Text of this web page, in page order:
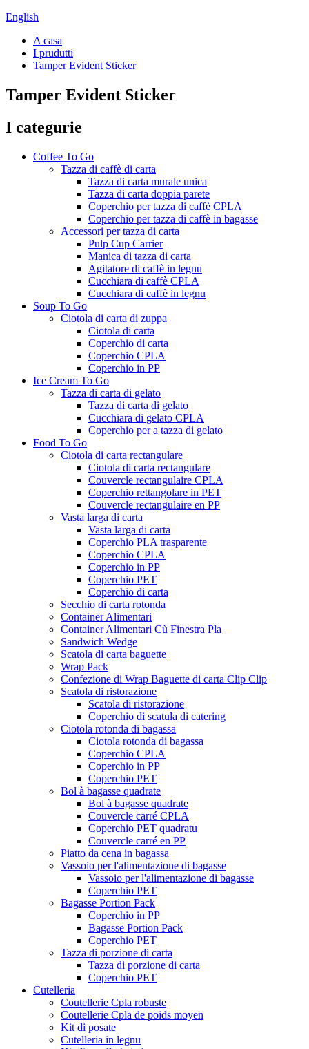
English
A casa
I prudutti
Tamper Evident Sticker
Tamper Evident Sticker
I categurie
Coffee To Go
Tazza di caffè di carta
Tazza di carta murale unica
Tazza di carta doppia parete
Coperchio per tazza di caffè CPLA
Coperchio per tazza di caffè in bagasse
Accessori per tazza di carta
Pulp Cup Carrier
Manica di tazza di carta
Agitatore di caffè in legnu
Cucchiara di caffè CPLA
Cucchiara di caffè in legnu
Soup To Go
Ciotola di carta di zuppa
Ciotola di carta
Coperchio di carta
Coperchio CPLA
Coperchio in PP
Ice Cream To Go
Tazza di carta di gelato
Tazza di carta di gelato
Cucchiara di gelato CPLA
Coperchio per a tazza di gelato
Food To Go
Ciotola di carta rectangulare
Ciotola di carta rectangulare
Couvercle rectangulaire CPLA
Coperchio rettangolare in PET
Couvercle rectangulaire en PP
Vasta larga di carta
Vasta larga di carta
Coperchio PLA trasparente
Coperchio CPLA
Coperchio in PP
Coperchio PET
Coperchio di carta
Secchio di carta rotonda
Container Alimentari
Container Alimentari Cù Finestra Pla
Sandwich Wedge
Scatola di carta baguette
Wrap Pack
Confezione di Wrap Baguette di carta Clip Clip
Scatola di ristorazione
Scatola di ristorazione
Coperchio di scatula di catering
Ciotola rotonda di bagassa
Ciotola rotonda di bagassa
Coperchio CPLA
Coperchio in PP
Coperchio PET
Bol à bagasse quadrate
Bol à bagasse quadrate
Couvercle carré CPLA
Coperchio PET quadratu
Couvercle carré en PP
Piatto da cena in bagassa
Vassoio per l'alimentazione di bagasse
Vassoio per l'alimentazione di bagasse
Coperchio PET
Bagasse Portion Pack
Coperchio in PP
Bagasse Portion Pack
Coperchio PET
Tazza di porzione di carta
Tazza di porzione di carta
Coperchio PET
Cutelleria
Coutellerie Cpla robuste
Coutellerie Cpla de poids moyen
Kit di posate
Cutelleria in legnu